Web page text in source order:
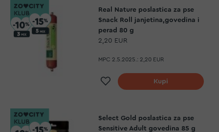
Real Nature poslastica za pse
Snack Roll janjetina,govedina i
perad 80 g
2,20 EUR
MPC 2.5.2025.: 2,20 EUR
Dodaj na listu želja
Kupi
Select Gold poslastica za pse
Sensitive Adult govedina 85 g